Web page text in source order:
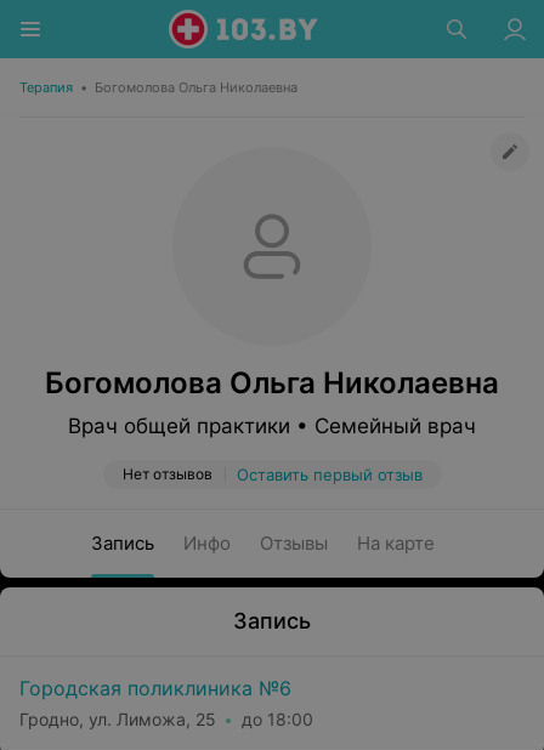
Терапия • Богомолова Ольга Николаевна
Богомолова Ольга Николаевна
Врач общей практики • Семейный врач
Нет отзывов Оставить первый отзыв
Запись Инфо Отзывы На карте
Запись
Городская поликлиника №6
Гродно, ул. Лиможа, 25 до 18:00